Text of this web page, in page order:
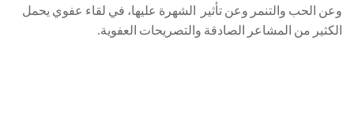
وعن الحب والتنمر وعن تأثير الشهرة عليها، في لقاء عفوي يحمل
الكثير من المشاعر الصادقة والتصريحات العفوية.